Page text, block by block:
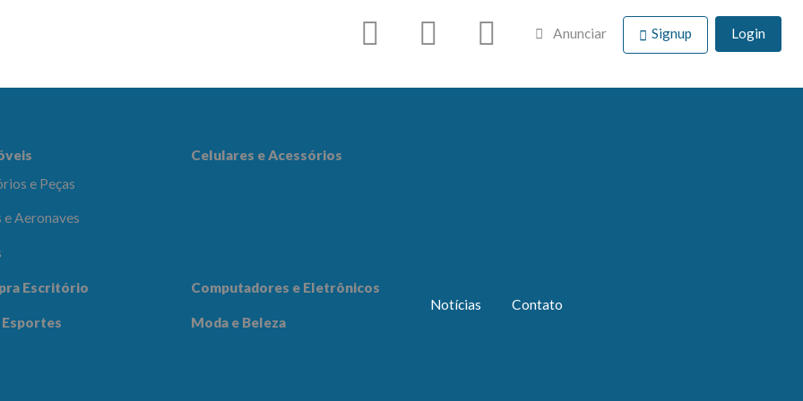
e
Beleza
Anunciar Signup Login
e Peças
e Aeronaves
Celulares e Acessórios
Escritório Computadores e Eletrônicos
Esportes Moda e Beleza
Notícias Contato